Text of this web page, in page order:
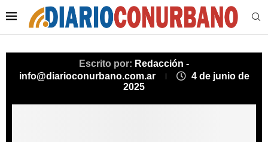
Escrito por: Redacción -
info@diarioconurbano.com.ar
4 de junio de
2025